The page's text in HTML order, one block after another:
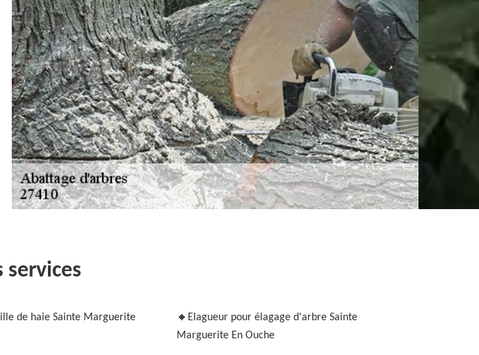
services
de haie Sainte Marguerite
Elagueur pour élagage d'arbre Sainte
Marguerite En Ouche